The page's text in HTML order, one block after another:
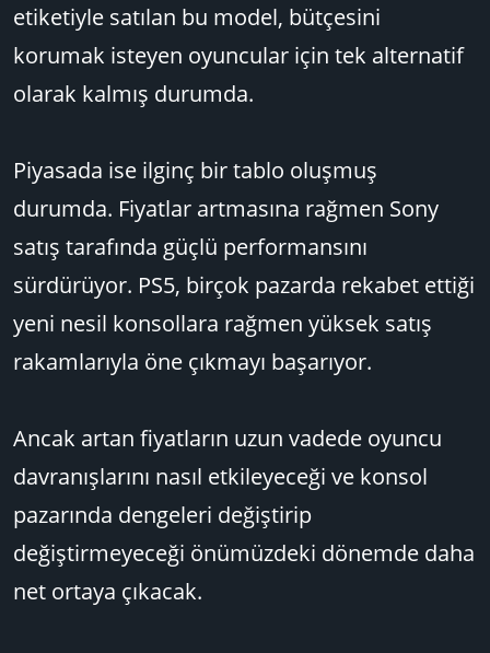
etiketiyle satılan bu model, bütçesini
korumak isteyen oyuncular için tek alternatif
olarak kalmış durumda.
Piyasada ise ilginç bir tablo oluşmuş
durumda. Fiyatlar artmasına rağmen Sony
satış tarafında güçlü performansını
sürdürüyor. PS5, birçok pazarda rekabet ettiği
yeni nesil konsollara rağmen yüksek satış
rakamlarıyla öne çıkmayı başarıyor.
Ancak artan fiyatların uzun vadede oyuncu
davranışlarını nasıl etkileyeceği ve konsol
pazarında dengeleri değiştirip
değiştirmeyeceği önümüzdeki dönemde daha
net ortaya çıkacak.